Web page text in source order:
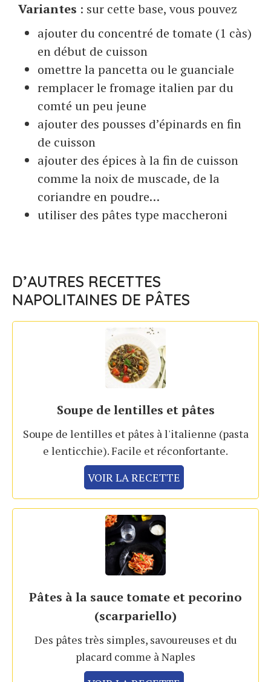
Variantes : sur cette base, vous pouvez
ajouter du concentré de tomate (1 càs)
en début de cuisson
omettre la pancetta ou le guanciale
remplacer le fromage italien par du
comté un peu jeune
ajouter des pousses d’épinards en fin
de cuisson
ajouter des épices à la fin de cuisson
comme la noix de muscade, de la
coriandre en poudre…
utiliser des pâtes type maccheroni
D’AUTRES RECETTES
NAPOLITAINES DE PÂTES
Soupe de lentilles et pâtes
Soupe de lentilles et pâtes à l'italienne (pasta
e lenticchie). Facile et réconfortante.
VOIR LA RECETTE
Pâtes à la sauce tomate et pecorino
(scarpariello)
Des pâtes très simples, savoureuses et du
placard comme à Naples